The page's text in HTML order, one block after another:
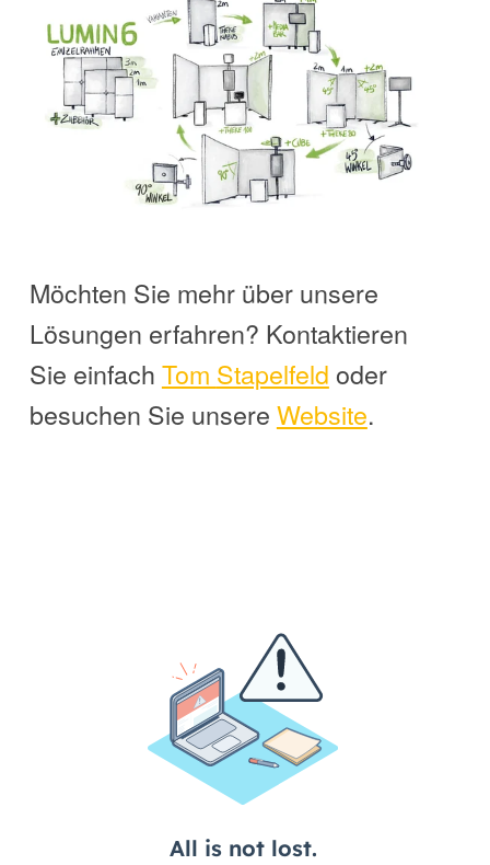
Möchten Sie mehr über unsere
Lösungen erfahren? Kontaktieren
Sie einfach Tom Stapelfeld oder
besuchen Sie unsere Website.